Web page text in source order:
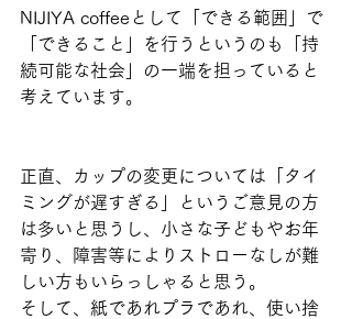
NIJIYA coffeeとして「できる範囲」で
「できること」を行うというのも「持
続可能な社会」の一端を担っていると
考えています。
正直、カップの変更については「タイ
ミングが遅すぎる」というご意見の方
は多いと思うし、小さな子どもやお年
寄り、障害等によりストローなしが難
しい方もいらっしゃると思う。
そして、紙であれプラであれ、使い捨